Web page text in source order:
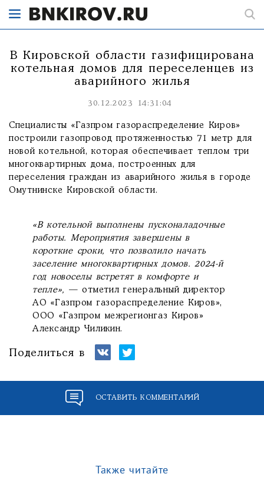
В Кировской области газифицирована
котельная домов для переселенцев из
аварийного жилья
30.12.2023 14:31:04
Специалисты «Газпром газораспределение Киров»
построили газопровод протяженностью 71 метр для
новой котельной, которая обеспечивает теплом три
многоквартирных дома, построенных для
переселения граждан из аварийного жилья в городе
Омутнинске Кировской области.
«В котельной выполнены пусконаладочные
работы. Мероприятия завершены в
короткие сроки, что позволило начать
заселение многоквартирных домов. 2024-й
год новоселы встретят в комфорте и
тепле»,
— отметил генеральный директор
АО «Газпром газораспределение Киров»,
ООО «Газпром межрегионгаз Киров»
Александр Чиликин.
Поделиться в
ОСТАВИТЬ КОММЕНТАРИЙ
Также читайте